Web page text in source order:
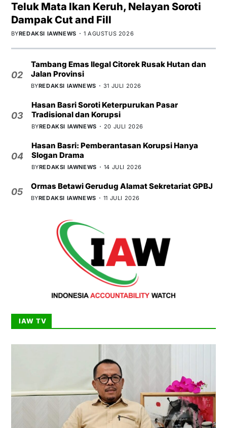
Teluk Mata Ikan Keruh, Nelayan Soroti
Dampak Cut and Fill
BYREDAKSI IAWNEWS 1 AGUSTUS 2026
02
Tambang Emas Ilegal Citorek Rusak Hutan dan
Jalan Provinsi
BYREDAKSI IAWNEWS 31 JULI 2026
03
Hasan Basri Soroti Keterpurukan Pasar
Tradisional dan Korupsi
BYREDAKSI IAWNEWS 20 JULI 2026
04
Hasan Basri: Pemberantasan Korupsi Hanya
Slogan Drama
BYREDAKSI IAWNEWS 14 JULI 2026
05
Ormas Betawi Gerudug Alamat Sekretariat GPBJ
BYREDAKSI IAWNEWS 11 JULI 2026
IAW TV